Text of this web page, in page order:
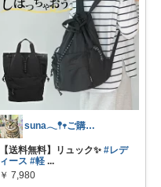
suna𓂃𖤥𖥧ご購入感謝´`*
【送料無料】リュック✨ #レデ
ィース #軽 ...
￥ 7,980